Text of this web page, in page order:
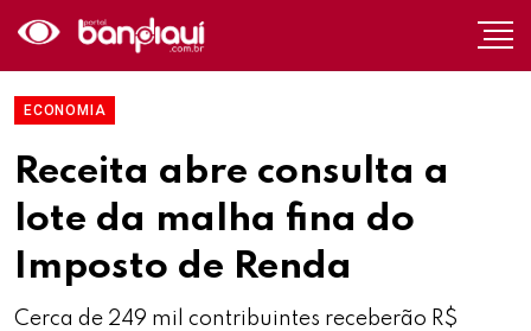
ECONOMIA
Receita abre consulta a
lote da malha fina do
Imposto de Renda
Cerca de 249 mil contribuintes receberão R$